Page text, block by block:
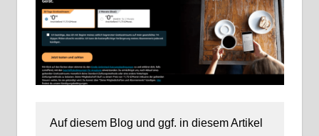
Auf diesem Blog und ggf. in diesem Artikel